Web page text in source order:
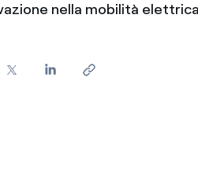
segnalare violazioni delle nostre
nella mobilità